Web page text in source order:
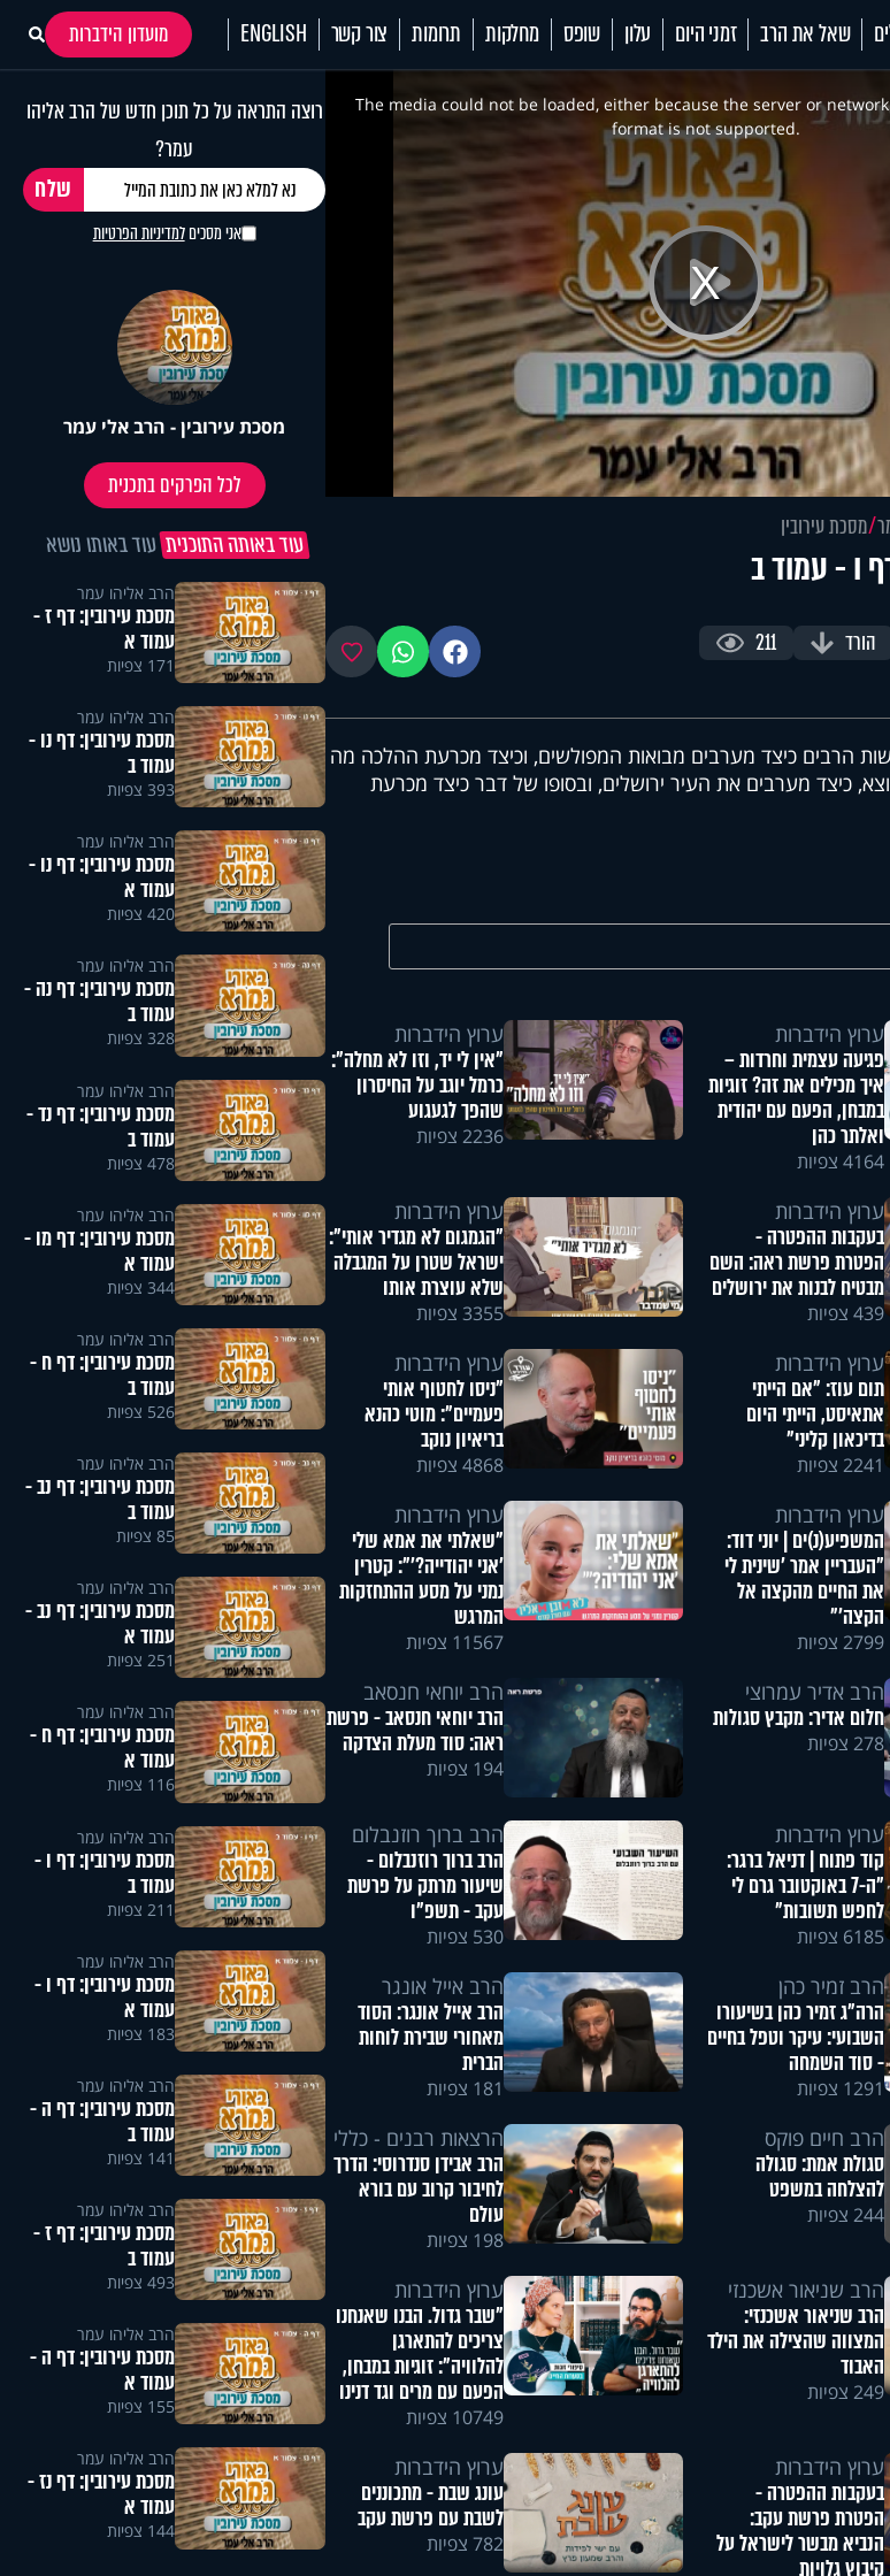
שאל את הרב זמני היום עלון שופס מחלקות תרומות צור קשר ENGLISH
מועדון הידברות
Play
Video
This
modalThe media could not be loaded, either because the server or
format is not supported.
מסכת עירובין
ו - עמוד ב
הורד 211 פייסבוקווטסאפ מועדפים
הרבים כיצד מערבים מבואות המפולשים, וכיצד מכרעת ההלכה מה
כיצד מערבים את העיר ירושלים, ובסופו של דבר כיצד מכרעת
ערוץ הידברות
פגיעה עצמית וחרדות –
איך מכילים את זה? זוגיות
במבחן, הפעם עם יהודית
ואלתר כהן
4164 צפיות
ערוץ הידברות
"אין לי יד, וזו לא מחלה":
כרמל יוגב על החיסרון
שהפך לגעגוע
2236 צפיות
ערוץ הידברות
בעקבות ההפטרה -
הפטרת פרשת ראה: השם
מבטיח לבנות את ירושלים
439 צפיות
ערוץ הידברות
"הגמגום לא מגדיר אותי":
ישראל שטרן על המגבלה
שלא עוצרת אותו
3355 צפיות
ערוץ הידברות
תום עוז: "אם הייתי
אתאיסט, הייתי היום
בדיכאון קליני"
2241 צפיות
ערוץ הידברות
"ניסו לחטוף אותי
פעמיים": מוטי כהנא
בריאיון נוקב
4868 צפיות
ערוץ הידברות
המשפיע(נ)ים | יוני דוד:
"העבריין אמר 'שינית לי
את החיים מהקצה אל
הקצה'"
2799 צפיות
ערוץ הידברות
"שאלתי את אמא שלי
'אני יהודייה?'": קטרין
נמני על מסע ההתחזקות
המרגש
11567 צפיות
הרב אדיר עמרוצי
חלום אדיר: מקבץ סגולות
278 צפיות
הרב יוחאי חנסאב
הרב יוחאי חנסאב - פרשת
ראה: סוד מעלת הצדקה
194 צפיות
ערוץ הידברות
קוד פתוח | דניאל ברגר:
"ה-7 באוקטובר גרם לי
לחפש תשובות"
6185 צפיות
הרב ברוך רוזנבלום
הרב ברוך רוזנבלום -
שיעור מרתק על פרשת
עקב - תשפ"ו
530 צפיות
הרב זמיר כהן
הרה"ג זמיר כהן בשיעורו
השבועי: עיקר וטפל בחיים
- סוד השמחה
1291 צפיות
הרב אייל אונגר
הרב אייל אונגר: הסוד
מאחורי שבירת לוחות
הברית
181 צפיות
הרב חיים פוקס
סגולת אמת: סגולה
להצלחה במשפט
244 צפיות
הרצאות רבנים - כללי
הרב אבידן סנדרוסי: הדרך
לחיבור קרוב עם בורא
עולם
198 צפיות
הרב שניאור אשכנזי
הרב שניאור אשכנזי:
המצווה שהצילה את הילד
האבוד
249 צפיות
ערוץ הידברות
"שבר גדול. הבנו שאנחנו
צריכים להתארגן
להלוויה": זוגיות במבחן,
הפעם עם מרים וגד דנינו
10749 צפיות
ערוץ הידברות
בעקבות ההפטרה -
הפטרת פרשת עקב:
הנביא מבשר לישראל על
קיבוץ גלויות
ערוץ הידברות
עונג שבת - מתכוננים
לשבת עם פרשת עקב
782 צפיות
רוצה התראה על כל תוכן חדש של הרב אליהו
עמר?
אני מסכיםלמדיניות הפרטיות
מסכת עירובין - הרב אלי עמר
לכל הפרקים בתכנית
עוד באותה התוכנית עוד באותו נושא
הרב אליהו עמר
מסכת עירובין: דף ז -
עמוד א
171 צפיות
הרב אליהו עמר
מסכת עירובין: דף נו -
עמוד ב
393 צפיות
הרב אליהו עמר
מסכת עירובין: דף נו -
עמוד א
420 צפיות
הרב אליהו עמר
מסכת עירובין: דף נה -
עמוד ב
328 צפיות
הרב אליהו עמר
מסכת עירובין: דף נד -
עמוד ב
478 צפיות
הרב אליהו עמר
מסכת עירובין: דף מו -
עמוד א
344 צפיות
הרב אליהו עמר
מסכת עירובין: דף ח -
עמוד ב
526 צפיות
הרב אליהו עמר
מסכת עירובין: דף נב -
עמוד ב
85 צפיות
הרב אליהו עמר
מסכת עירובין: דף נב -
עמוד א
251 צפיות
הרב אליהו עמר
מסכת עירובין: דף ח -
עמוד א
116 צפיות
הרב אליהו עמר
מסכת עירובין: דף ו -
עמוד ב
211 צפיות
הרב אליהו עמר
מסכת עירובין: דף ו -
עמוד א
183 צפיות
הרב אליהו עמר
מסכת עירובין: דף ה -
עמוד ב
141 צפיות
הרב אליהו עמר
מסכת עירובין: דף ז -
עמוד ב
493 צפיות
הרב אליהו עמר
מסכת עירובין: דף ה -
עמוד א
155 צפיות
הרב אליהו עמר
מסכת עירובין: דף נז -
עמוד א
144 צפיות